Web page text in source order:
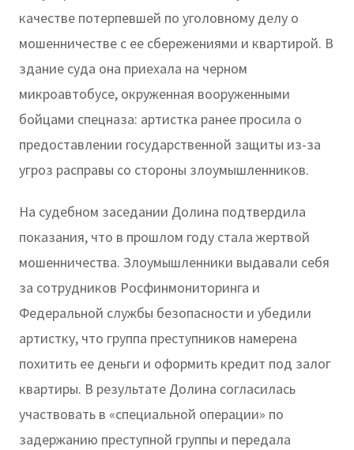
качестве потерпевшей по уголовному делу о
мошенничестве с ее сбережениями и квартирой. В
здание суда она приехала на черном
микроавтобусе, окруженная вооруженными
бойцами спецназа: артистка ранее просила о
предоставлении государственной защиты из-за
угроз расправы со стороны злоумышленников.
На судебном заседании Долина подтвердила
показания, что в прошлом году стала жертвой
мошенничества. Злоумышленники выдавали себя
за сотрудников Росфинмониторинга и
Федеральной службы безопасности и убедили
артистку, что группа преступников намерена
похитить ее деньги и оформить кредит под залог
квартиры. В результате Долина согласилась
участвовать в «специальной операции» по
задержанию преступной группы и передала